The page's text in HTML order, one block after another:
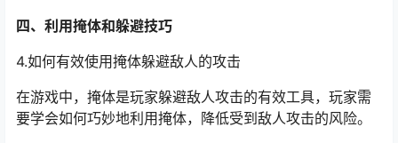
四、利用掩体和躲避技巧
4.如何有效使用掩体躲避敌人的攻击
在游戏中，掩体是玩家躲避敌人攻击的有效工具，玩家需
要学会如何巧妙地利用掩体，降低受到敌人攻击的风险。